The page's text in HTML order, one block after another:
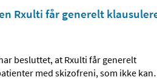
Rxulti får generelt
besluttet, at Rxulti får generelt
med skizofreni, som ikke kan